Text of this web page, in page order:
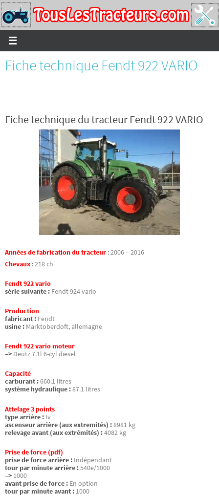
Passer
vers
le
contenu
Fiche technique Fendt 922 VARIO
Fiche technique du tracteur Fendt 922 VARIO
Années de fabrication du tracteur :2006 – 2016
Chevaux :218 ch
Fendt 922 vario
série suivante : Fendt 924 vario
Production
fabricant : Fendt
usine : Marktoberdoft, allemagne
Fendt 922 vario moteur
–> Deutz 7.1l 6-cyl diesel
Capacité
carburant :660.1 litres
système hydraulique :87.1 litres
Attelage 3 points
type arrière : Iv
ascenseur arrière (aux extremités) :8981 kg
relevage avant (aux extrémités) :4082 kg
Prise de force (pdf)
prise de force arrière : Indépendant
tour par minute arrière :540e/1000
–> 1000
avant prise de force : En option
tour par minute avant : 1000